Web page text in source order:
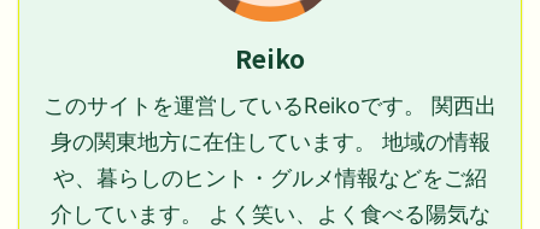
Reiko
このサイトを運営しているReikoです。 関西出
身の関東地方に在住しています。 地域の情報
や、暮らしのヒント・グルメ情報などをご紹
介しています。 よく笑い、よく食べる陽気な